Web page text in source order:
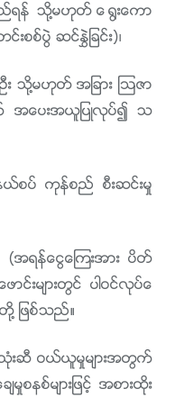
သို႔မဟုတ္ ေ႐ြးေကာ
စစ္ပြဲ ဆင္ႏႊဲျခင္း)၊
း သို႔မဟုတ္ အျခား ဩဇာ
ခာက္ အေပးအယူျပဳလုပ္၍ သ
ယ္စပ္ ကုန္စည္ စီးဆင္းမႈ
(အရန္ေငြေၾကးအား ပိတ္
ာင္းမ်ားတြင္ ပါဝင္လုပ္ေ
႔ ျဖစ္သည္။
းဆီ ဝယ္ယူမႈမ်ားအတြက္
ႈစနစ္မ်ားျဖင့္ အစားထိုး